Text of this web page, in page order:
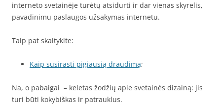
interneto svetainėje turėtų atsidurti ir dar vienas skyrelis,
pavadinimu paslaugos užsakymas internetu.
Taip pat skaitykite:
Kaip susirasti pigiausią draudimą;
Na, o pabaigai – keletas žodžių apie svetainės dizainą: jis
turi būti kokybiškas ir patrauklus.